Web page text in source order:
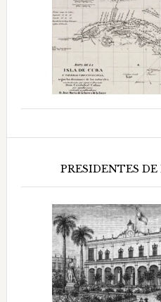
PRESIDENTES